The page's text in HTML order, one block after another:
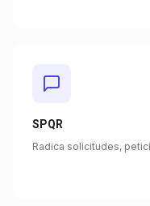
SPQR
Radica solicitudes,